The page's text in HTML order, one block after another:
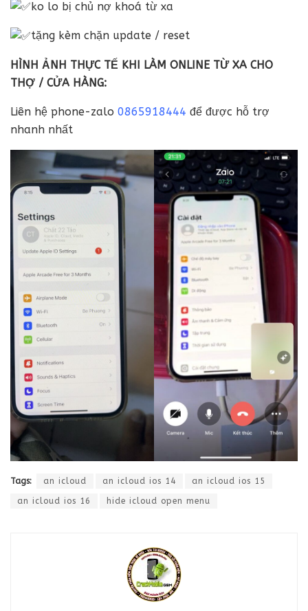
ko lo bị chủ nợ khoá từ xa
tặng kèm chặn update / reset
HÌNH ẢNH THỰC TẾ KHI LÀM ONLINE TỪ XA CHO
THỢ / CỬA HÀNG:
Liên hệ phone-zalo 0865918444 để được hỗ trợ
nhanh nhất
Tags: an icloud an icloud ios 14 an icloud ios 15
an icloud ios 16 hide icloud open menu